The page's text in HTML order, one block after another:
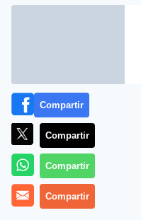
Más información
Compartir
Compartir
Compartir
Compartir